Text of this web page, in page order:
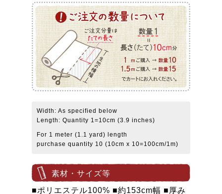
Width: As specified below
Length: Quantity 1=10cm (3.9 inches)
For 1 meter (1.1 yard) length
purchase quantity 10 (10cm x 10=100cm/1m)
素材・サイズ等
■ポリエステル100% ■約153cm幅 ■厚み